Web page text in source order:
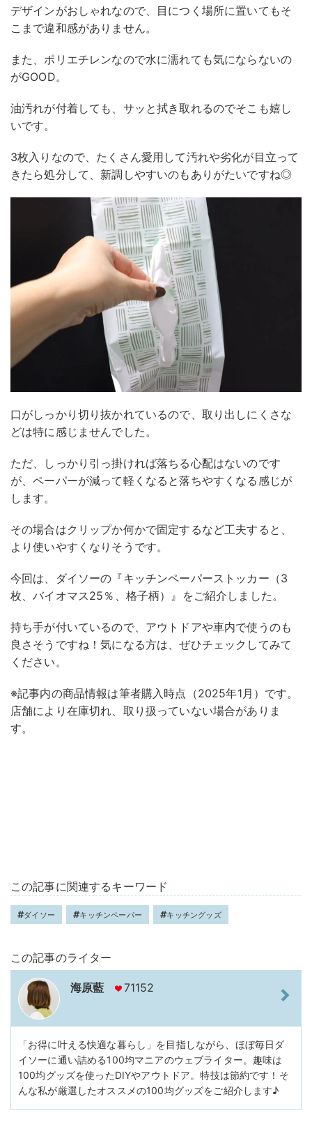
デザインがおしゃれなので、目につく場所に置いてもそ
こまで違和感がありません。
また、ポリエチレンなので水に濡れても気にならないの
がGOOD。
油汚れが付着しても、サッと拭き取れるのでそこも嬉し
いです。
3枚入りなので、たくさん愛用して汚れや劣化が目立って
きたら処分して、新調しやすいのもありがたいですね◎
口がしっかり切り抜かれているので、取り出しにくさな
どは特に感じませんでした。
ただ、しっかり引っ掛ければ落ちる心配はないのです
が、ペーパーが減って軽くなると落ちやすくなる感じが
します。
その場合はクリップか何かで固定するなど工夫すると、
より使いやすくなりそうです。
今回は、ダイソーの『キッチンペーパーストッカー（3
枚、バイオマス25％、格子柄）』をご紹介しました。
持ち手が付いているので、アウトドアや車内で使うのも
良さそうですね！気になる方は、ぜひチェックしてみて
ください。
※記事内の商品情報は筆者購入時点（2025年1月）です。
店舗により在庫切れ、取り扱っていない場合がありま
す。
この記事に関連するキーワード
ダイソー キッチンペーパー キッチングッズ
この記事のライター
海原藍 71152
「お得に叶える快適な暮らし」を目指しながら、ほぼ毎日ダ
イソーに通い詰める100均マニアのウェブライター。趣味は
100均グッズを使ったDIYやアウトドア。特技は節約です！そ
んな私が厳選したオススメの100均グッズをご紹介します♪